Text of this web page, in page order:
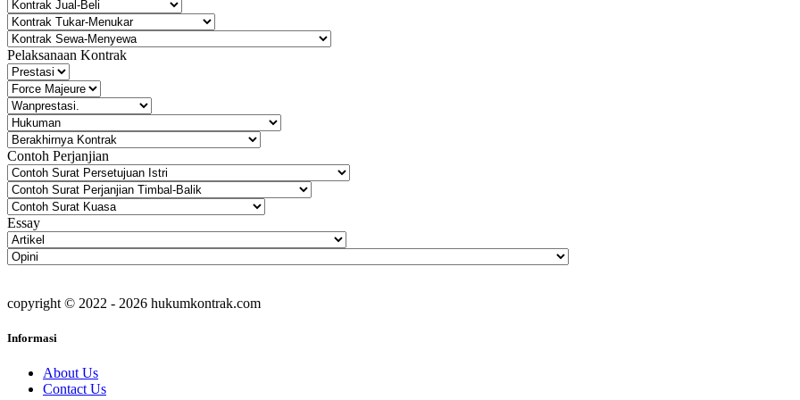
Pelaksanaan Kontrak
Contoh Perjanjian
Essay
copyright © 2022 - 2026 hukumkontrak.com
Informasi
About Us
Contact Us